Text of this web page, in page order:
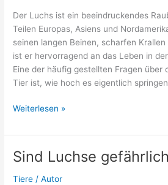
wissen
solltest
Der Luchs ist ein beeindruckendes
Teilen Europas, Asiens und
seinen langen Beinen, scharfen
ist er hervorragend an das Leben in
Eine der häufig gestellten Fragen über
Tier ist, wie hoch es eigentlich
Wie
können
Luchse
springen?
Weiterlesen »
Sind Luchse
Tiere /Autor